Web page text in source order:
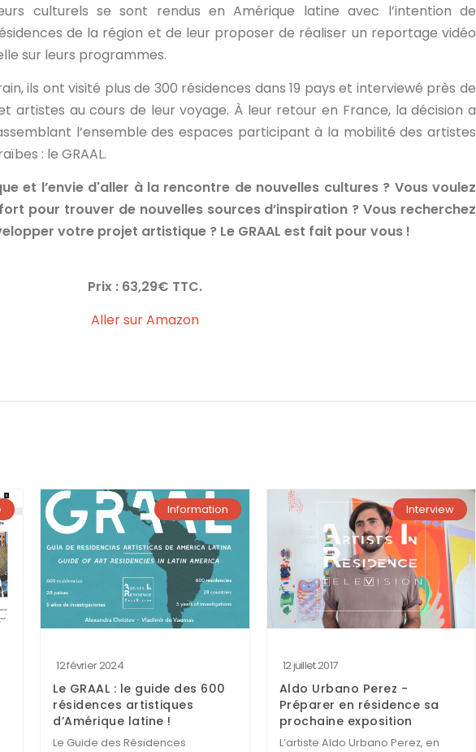
culturels se sont rendus en Amérique latine avec l’intention de
de la région et de leur proposer de réaliser un reportage vidéo
sur leurs programmes.
ils ont visité plus de 300 résidences dans 19 pays et interviewé près de
artistes au cours de leur voyage. À leur retour en France, la décision a
l’ensemble des espaces participant à la mobilité des artistes
: le GRAAL.
et l’envie d'aller à la rencontre de nouvelles cultures ? Vous voulez
pour trouver de nouvelles sources d’inspiration ? Vous recherchez
votre projet artistique ? Le GRAAL est fait pour vous !
Prix : 63,29€ TTC.
Aller sur Amazon
Information
12 février 2024
Le GRAAL : le guide des 600
résidences artistiques
d’Amérique latine !
Le Guide des Résidences
Interview
12 juillet 2017
Aldo Urbano Perez -
Préparer en résidence sa
prochaine exposition
L’artiste Aldo Urbano Perez, en